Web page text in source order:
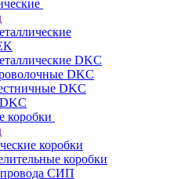
DKC
DKC
DKC
коробки
коробки
коробки
провода СИП